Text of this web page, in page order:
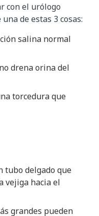
con el urólogo
de estas 3 cosas:
salina normal
drena orina del
torcedura que
tubo delgado que
vejiga hacia el
grandes pueden